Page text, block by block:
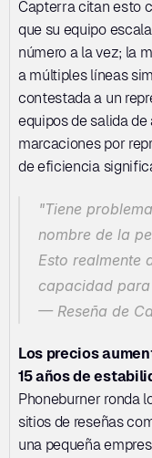
Capterra citan esto
que su equipo
número a la vez; la
a múltiples líneas
contestada a un
equipos de salida
marcaciones por
de eficiencia
"Tiene
nombre de la
Esto realmente
capacidad
— Reseña de
Los precios
15 años de
Phoneburner ronda
sitios de reseñas
una pequeña